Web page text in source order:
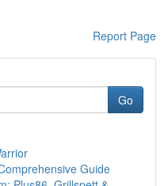
Report Page
Go
Guide